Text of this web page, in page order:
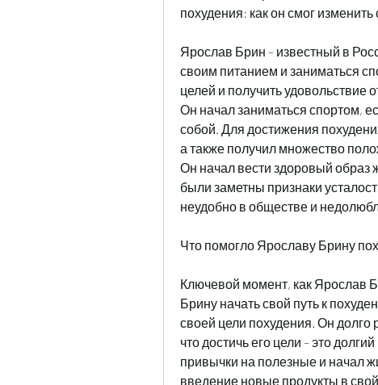
похудения: как он смог
Ярослав Брин – известный в
своим питанием и заниматься
целей и получить удовольствие
Он начал заниматься спортом,
собой. Для достижения
а также получил множество
Он начал вести здоровый образ
были заметны признаки
неудобно в обществе и
Что помогло Ярославу Брину
Ключевой момент, как Ярослав
Брину начать свой путь к
своей цели похудения. Он долго
что достичь его цели – это
привычки на полезные и начал
введение новые продукты в